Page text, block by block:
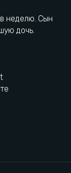
неделю. Сын
дочь.